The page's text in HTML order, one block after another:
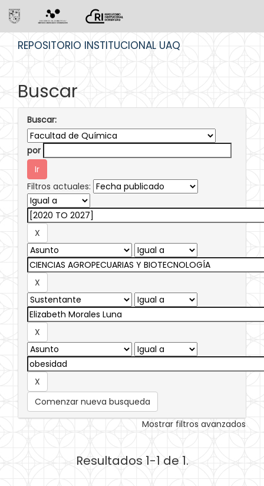
REPOSITORIO INSTITUCIONAL UAQ
Buscar
Buscar:
por
Filtros actuales:
Comenzar nueva busqueda
Mostrar filtros avanzados
Resultados 1-1 de 1.